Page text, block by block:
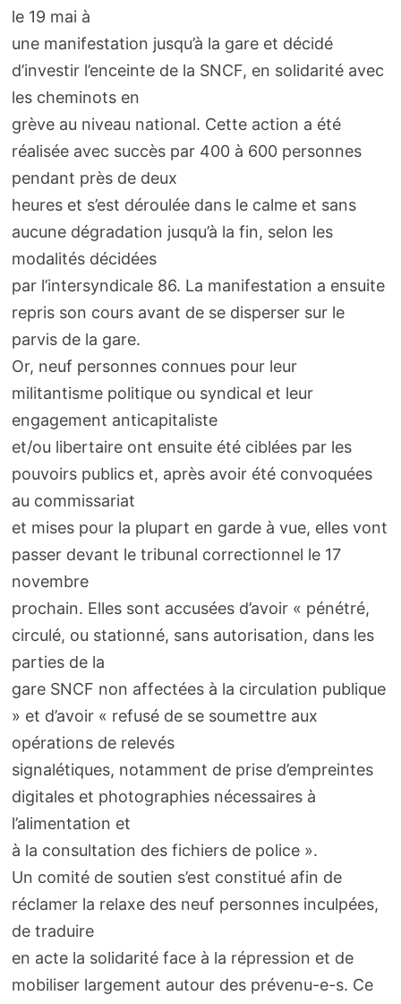
le 19 mai à
une manifestation jusqu’à la gare et décidé
d’investir l’enceinte de la SNCF, en solidarité avec
les cheminots en
grève au niveau national. Cette action a été
réalisée avec succès par 400 à 600 personnes
pendant près de deux
heures et s’est déroulée dans le calme et sans
aucune dégradation jusqu’à la fin, selon les
modalités décidées
par l’intersyndicale 86. La manifestation a ensuite
repris son cours avant de se disperser sur le
parvis de la gare.
Or, neuf personnes connues pour leur
militantisme politique ou syndical et leur
engagement anticapitaliste
et/ou libertaire ont ensuite été ciblées par les
pouvoirs publics et, après avoir été convoquées
au commissariat
et mises pour la plupart en garde à vue, elles vont
passer devant le tribunal correctionnel le 17
novembre
prochain. Elles sont accusées d’avoir « pénétré,
circulé, ou stationné, sans autorisation, dans les
parties de la
gare SNCF non affectées à la circulation publique
» et d’avoir « refusé de se soumettre aux
opérations de relevés
signalétiques, notamment de prise d’empreintes
digitales et photographies nécessaires à
l’alimentation et
à la consultation des fichiers de police ».
Un comité de soutien s’est constitué afin de
réclamer la relaxe des neuf personnes inculpées,
de traduire
en acte la solidarité face à la répression et de
mobiliser largement autour des prévenu-e-s. Ce